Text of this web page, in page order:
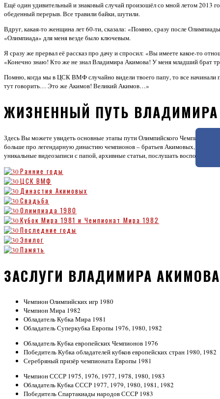
Ещё один удивительный и знаковый случай произошёл со мной летом 2013
обеденный перерыв. Все травили байки, шутили.
Вдруг, какая-то женщина лет 60-ти, сказала: «Помню, сразу после
«Олимпиада» для меня везде было ключевым.
Я сразу же прервал её рассказ про дачу и спросил: «Вы имеете какое-то
«Конечно знаю! Кто же не знал Владимира Акимова! У меня младший брат
Помню, когда мы в ЦСК ВМФ случайно видели твоего папу, то все начинали
тут говорить… Это же Акимов! Великий Акимов…»
ЖИЗНЕННЫЙ ПУТЬ
Здесь Вы можете увидеть основные этапы пути Олимпийского Чемпиона
больше про легендарную династию чемпионов – братьев Акимовых,
уникальные видеозаписи с папой, архивные статьи, послушать
Ранние годы
ЦСК ВМФ
Династия Акимовых
Свадьба
Олимпиада 1980
Кубок Мира 1981 и Чемпионат Мира 1982
Последние годы
Эпилог
Память
ЗАСЛУГИ ВЛАДИМИРА АКИМОВА
Чемпион Олимпийских игр 1980
Чемпион Мира 1982
Обладатель Кубка Мира 1981
Обладатель Суперкубка Европы 1976, 1980, 1982
Обладатель Кубка европейских Чемпионов 1976
Победитель Кубка обладателей кубков европейских стран 1980, 1982
Серебряный призёр чемпионата Европы 1981
Чемпион СССР 1975, 1976, 1977, 1978, 1980, 1983
Обладатель Кубка СССР 1977, 1979, 1980, 1981, 1982
Победитель Спартакиады народов СССР 1983